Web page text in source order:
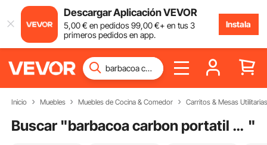
Descargar Aplicación VEVOR
5,00€ en pedidos99,00€+ en tus 3
primeros pedidos en app.
Instala
Inicio Muebles Muebles de Cocina & Comedor Carritos & Mesas Utilitarias
Buscar " barbacoa carbon portatil acero inoxidable "